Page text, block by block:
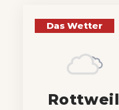
Das Wetter
Rottweil